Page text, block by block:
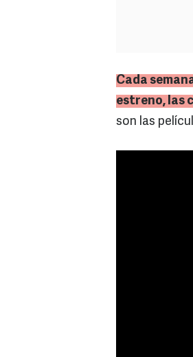
Cada
estreno, las
son las